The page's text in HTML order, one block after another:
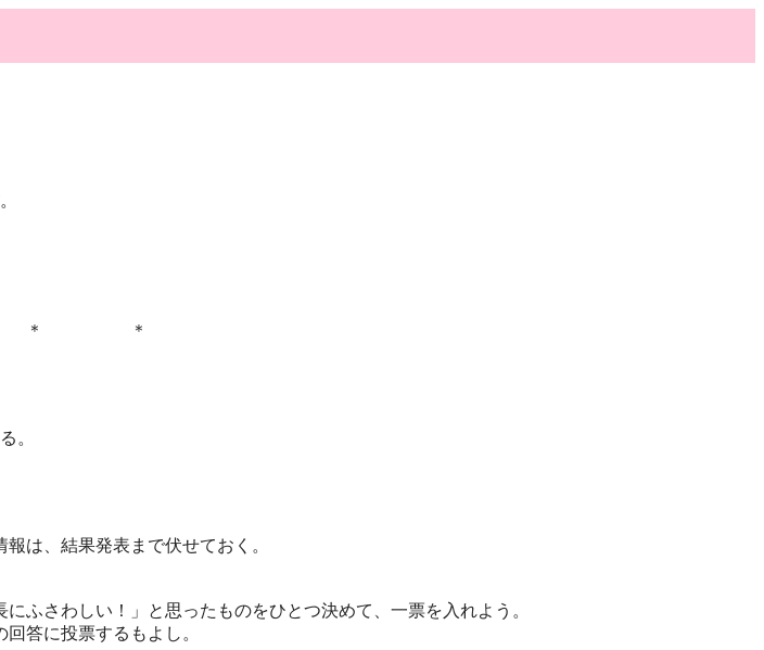
＊
。
は、結果発表まで伏せておく。
ふさわしい！」と思ったものをひとつ決めて、一票を入れよう。
答に投票するもよし。